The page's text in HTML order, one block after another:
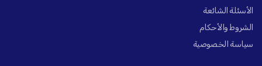
الأسئلة الشائعة
الشروط والأحكام
سياسة الخصوصية